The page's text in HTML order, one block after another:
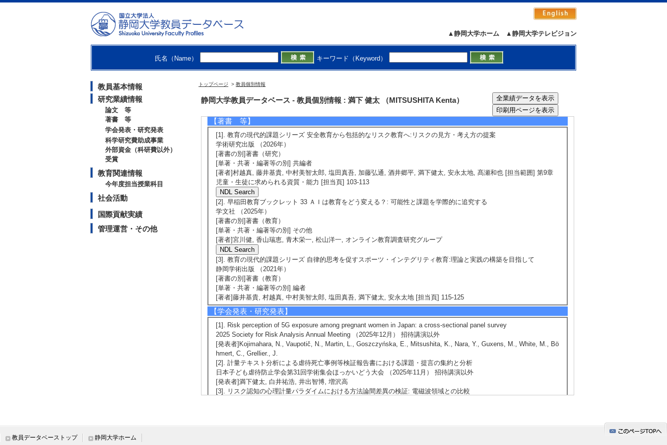
▲静岡大学テレビジョン
▲静岡大学ホーム
氏名（Name） キーワード（Keyword）
教員基本情報
研究業績情報
論文 等
著書 等
学会発表・研究発表
科学研究費助成事業
外部資金（科研費以外）
受賞
教育関連情報
今年度担当授業科目
社会活動
国際貢献実績
管理運営・その他
トップページ > 教員個別情報
静岡大学教員データベース - 教員個別情報 : 満下 健太 （MITSUSHITA Kenta）
[責任著者・共著者の別] 共著者
[4]. Dynamics of risk perception altered by cognitive hazard typification: A case of naturalness and immediacy of effect
[責任著者・共著者の別] 責任著者
[著者] Mitsushita, K., Murakoshi, S.[DOI]
[5]. 小学校の体育的活動に対する教員と保護者のリスク認知の相違：Psychometric Paradigmによる検討
[責任著者・共著者の別] 責任著者
[著者] 満下健太, 村越真, 胸組稜加[DOI]
5/23全件表示
【著書 等】
[1]. 教育の現代的課題シリーズ 安全教育から包括的なリスク教育へ:リスクの見方・考え方の提案
学術研究出版 （2026年）
[著書の別]著書（研究）
[単著・共著・編著等の別] 共編者
[著者]村越真, 藤井基貴, 中村美智太郎, 塩田真吾, 加藤弘通, 酒井郷平, 満下健太, 安永太地, 髙瀬和也 [担当範囲] 第9章
児童・生徒に求められる資質・能力 [担当頁] 103-113
[2]. 早稲田教育ブックレット 33 ＡＩは教育をどう変える？: 可能性と課題を学際的に追究する
学文社 （2025年）
[著書の別]著書（教育）
[単著・共著・編著等の別] その他
[著者]宮川健, 香山瑞恵, 青木栄一, 松山洋一, オンライン教育調査研究グループ
[3]. 教育の現代的課題シリーズ 自律的思考を促すスポーツ・インテグリティ教育:理論と実践の構築を目指して
静岡学術出版 （2021年）
[著書の別]著書（教育）
[単著・共著・編著等の別] 編者
[著者]藤井基貴, 村越真, 中村美智太郎, 塩田真吾, 満下健太, 安永太地 [担当頁] 115-125
【学会発表・研究発表】
[1]. Risk perception of 5G exposure among pregnant women in Japan: a cross-sectional panel survey
2025 Society for Risk Analysis Annual Meeting （2025年12月） 招待講演以外
[発表者]Kojimahara, N., Vaupotič, N., Martin, L., Goszczyńska, E., Mitsushita, K., Nara, Y., Guxens, M., White, M., Bö
hmert, C., Grellier., J.
[2]. 計量テキスト分析による虐待死亡事例等検証報告書における課題・提言の集約と分析
日本子ども虐待防止学会第31回学術集会ほっかいどう大会 （2025年11月） 招待講演以外
[発表者]満下健太, 白井祐浩, 井出智博, 増沢高
[3]. リスク認知の心理計量パラダイムにおける方法論間差異の検証: 電磁波領域との比較
教員データベーストップ 静岡大学ホーム